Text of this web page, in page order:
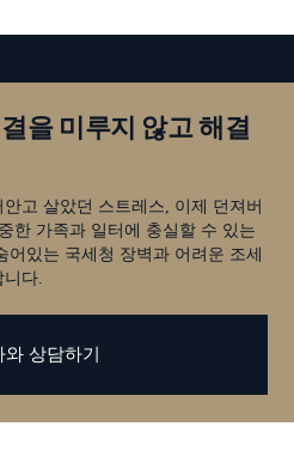
을 미루지 않고 해결
고 살았던 스트레스, 이제 던져버
한 가족과 일터에 충실할 수 있는
있는 국세청 장벽과 어려운 조세
니다.
상담하기